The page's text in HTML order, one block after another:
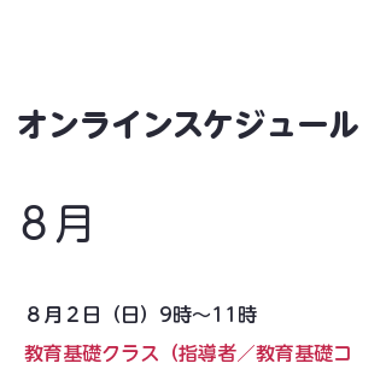
​オンラインスケジュール
８月
８月２日（日）9時〜11時
教育基礎クラス（指導者／教育基礎コ